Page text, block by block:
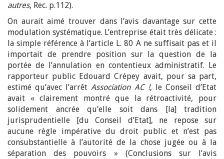
autres, Rec. p.112).
On aurait aimé trouver dans l’avis davantage sur cette
modulation systématique. L’entreprise était très délicate :
la simple référence à l’article L. 80 A ne suffisait pas et il
importait de prendre position sur la question de la
portée de l’annulation en contentieux administratif. Le
rapporteur public Edouard Crépey avait, pour sa part,
estimé qu’avec l’arrêtAssociation AC !, le Conseil d’Etat
avait « clairement montré que la rétroactivité, pour
solidement ancrée qu’elle soit dans [la] tradition
jurisprudentielle [du Conseil d’Etat], ne repose sur
aucune règle impérative du droit public et n’est pas
consubstantielle à l’autorité de la chose jugée ou à la
séparation des pouvoirs » (Conclusions sur l’avis